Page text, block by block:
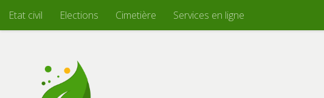
Skip to content
Etat civil Elections Cimetière Services en ligne